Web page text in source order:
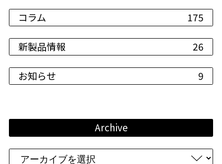
コラム 175
新製品情報 26
お知らせ 9
Archive